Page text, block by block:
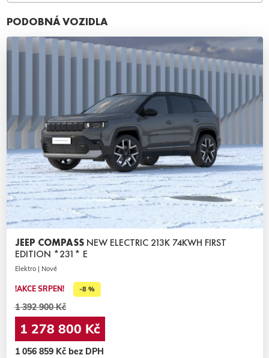
PODOBNÁ VOZIDLA
JEEP COMPASS NEW ELECTRIC 213K 74KWH FIRST
EDITION *231* E
Elektro | Nové
!AKCE SRPEN! -8 %
1 392 900 Kč
1 278 800 Kč
1 056 859 Kč bez DPH